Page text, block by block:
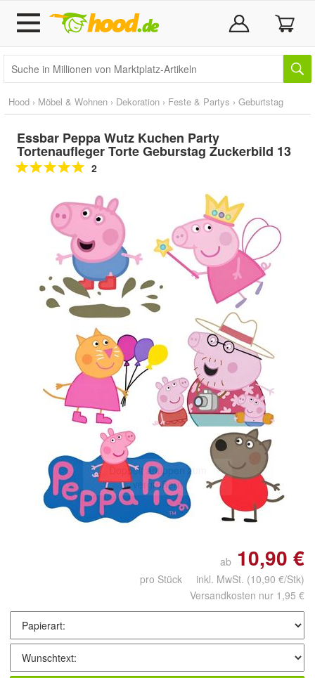
Hood › Möbel & Wohnen › Dekoration › Feste & Partys › Geburtstag
Essbar Peppa Wutz Kuchen Party
Tortenaufleger Torte Geburstag Zuckerbild 13
2
Doppelt antippen zum
vergrößern
ab 10,90 €
pro Stück inkl. MwSt. (10,90 €/Stk)
Versandkosten nur 1,95 €